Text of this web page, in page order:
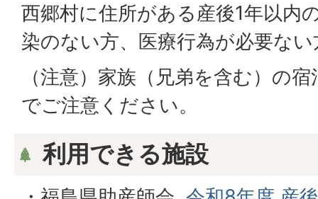
西郷村に住所がある産後1年以内
染のない方、医療行為が必要ない
（注意）家族（兄弟を含む）の
でご注意ください。
利用できる施設